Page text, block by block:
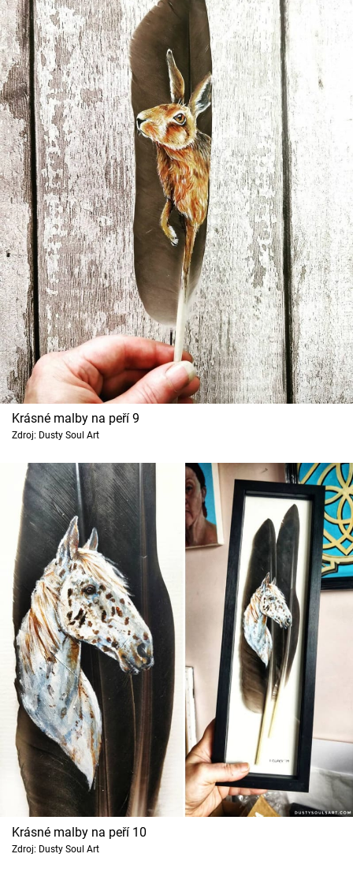
Krásné malby na peří 9
Zdroj: Dusty Soul Art
Krásné malby na peří 10
Zdroj: Dusty Soul Art